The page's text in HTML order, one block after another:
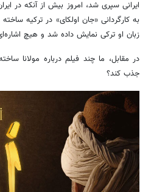
به کارگردانی «جان اولکای» در ترکیه
زبان او ترکی نمایش داده شد و هیچ
در مقابل، ما چند فیلم درباره مولانا
جذب کند؟